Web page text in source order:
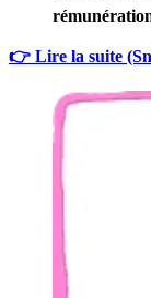
👉 Lire la suite